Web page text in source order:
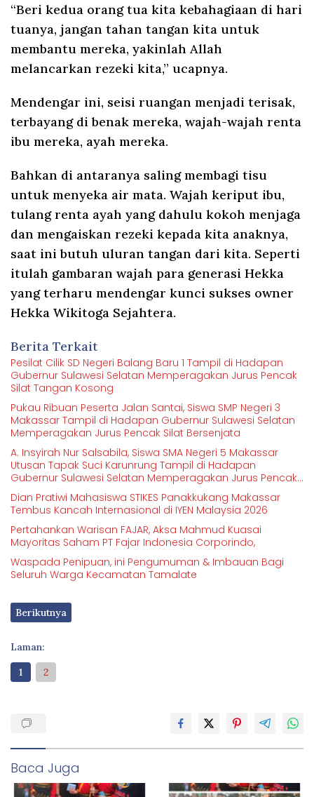
“Beri kedua orang tua kita kebahagiaan di hari
tuanya, jangan tahan tangan kita untuk
membantu mereka, yakinlah Allah
melancarkan rezeki kita,” ucapnya.
Mendengar ini, seisi ruangan menjadi terisak,
terbayang di benak mereka, wajah-wajah renta
ibu mereka, ayah mereka.
Bahkan di antaranya saling membagi tisu
untuk menyeka air mata. Wajah keriput ibu,
tulang renta ayah yang dahulu kokoh menjaga
dan mengaiskan rezeki kepada kita anaknya,
saat ini butuh uluran tangan dari kita. Seperti
itulah gambaran wajah para generasi Hekka
yang terharu mendengar kunci sukses owner
Hekka Wikitoga Sejahtera.
Berita Terkait
Pesilat Cilik SD Negeri Balang Baru 1 Tampil di Hadapan
Gubernur Sulawesi Selatan Memperagakan Jurus Pencak
Silat Tangan Kosong
Pukau Ribuan Peserta Jalan Santai, Siswa SMP Negeri 3
Makassar Tampil di Hadapan Gubernur Sulawesi Selatan
Memperagakan Jurus Pencak Silat Bersenjata
A. Insyirah Nur Salsabila, Siswa SMA Negeri 5 Makassar
Utusan Tapak Suci Karunrung Tampil di Hadapan
Gubernur Sulawesi Selatan Memperagakan Jurus Pencak
Silat
Dian Pratiwi Mahasiswa STIKES Panakkukang Makassar
Tembus Kancah Internasional di IYEN Malaysia 2026
Pertahankan Warisan FAJAR, Aksa Mahmud Kuasai
Mayoritas Saham PT Fajar Indonesia Corporindo,
Waspada Penipuan, ini Pengumuman & Imbauan Bagi
Seluruh Warga Kecamatan Tamalate
Berikutnya
Laman:
1
2
Baca Juga